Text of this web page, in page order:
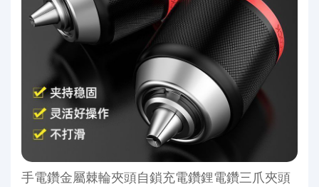
手電鑽金屬棘輪夾頭自鎖充電鑽鋰電鑽三爪夾頭